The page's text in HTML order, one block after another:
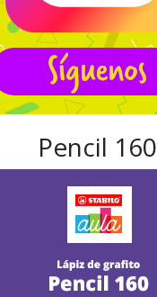
Pencil 160